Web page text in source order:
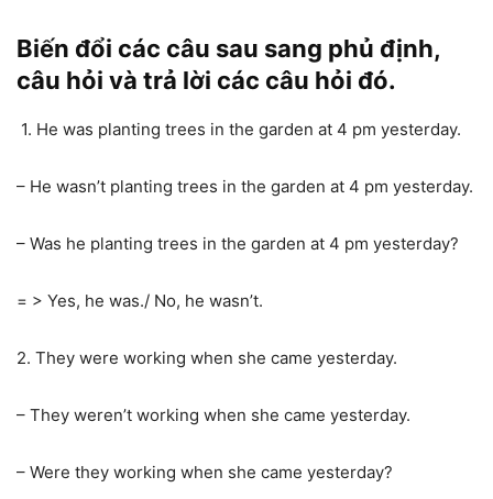
Biến đổi các câu sau sang phủ định,
câu hỏi và trả lời các câu hỏi đó.
1. He was planting trees in the garden at 4 pm yesterday.
– He wasn’t planting trees in the garden at 4 pm yesterday.
– Was he planting trees in the garden at 4 pm yesterday?
= > Yes, he was./ No, he wasn’t.
2. They were working when she came yesterday.
– They weren’t working when she came yesterday.
– Were they working when she came yesterday?